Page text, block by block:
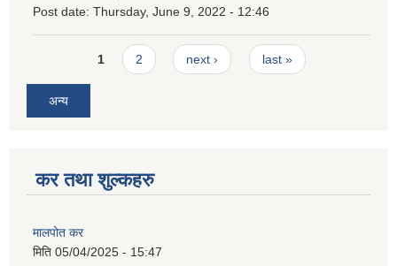
Post date: Thursday, June 9, 2022 - 12:46
Pages1 2 next › last »
अन्य
कर तथा शुल्कहरु
मालपोत कर
मिति 05/04/2025 - 15:47